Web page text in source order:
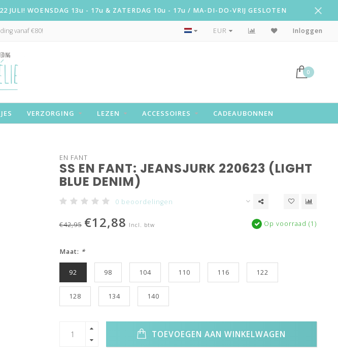
JULI! WOENSDAG 13u - 17u & ZATERDAG 10u - 17u / MA-DI-DO-VRIJ GESLOTEN
vanaf €80! Snelle levering!
EUR Inloggen
0
VERZORGING LEZEN ACCESSOIRES CADEAUBONNEN
EN FANT
SS EN FANT: JEANSJURK 220623 (LIGHT
BLUE DENIM)
0 beoordelingen
€42,95 €12,88 Incl. btw Op voorraad (1)
Maat: *
92 98 104 110 116 122
128 134 140
TOEVOEGEN AAN WINKELWAGEN